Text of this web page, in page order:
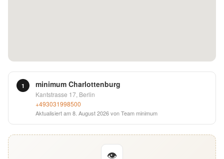
Deutsch
1 minimum Charlottenburg
Kantstrasse 17, Berlin
+493031998500
Aktualisiert am8. August 2026von Team minimum
👁